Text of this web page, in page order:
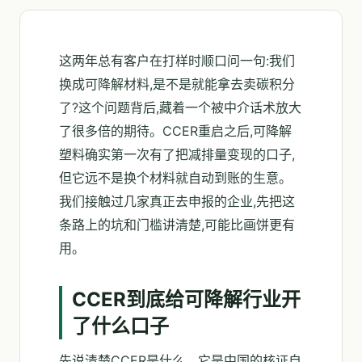
这两年总有客户在打样时顺口问一句:我们
换成可降解材料,是不是就能拿去卖碳积分
了?这个问题背后,藏着一个被中介话术放大
了很多倍的期待。CCER重启之后,可降解
塑料确实第一次有了把减排量变现的口子,
但它远不是换个材料就自动到账的生意。
我们接触过几家真正去申报的企业,先把这
条路上的坑和门槛讲清楚,可能比画饼更有
用。
CCER到底给可降解行业开
了什么口子